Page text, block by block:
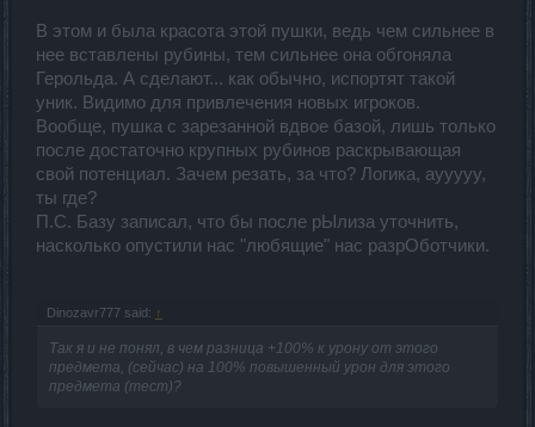
В этом и была красота этой пушки, ведь чем сильнее в
нее вставлены рубины, тем сильнее она обгоняла
Герольда. А сделают... как обычно, испортят такой
уник. Видимо для привлечения новых игроков.
Вообще, пушка с зарезанной вдвое базой, лишь только
после достаточно крупных рубинов раскрывающая
свой потенциал. Зачем резать, за что? Логика, аууууу,
ты где?
П.С. Базу записал, что бы после рЫлиза уточнить,
насколько опустили нас "любящие" нас разрОботчики.
Dinozavr777 said: ↑
Так я и не понял, в чем разница +100% к урону от этого
предмета, (сейчас) на 100% повышенный урон для этого
предмета (тест)?